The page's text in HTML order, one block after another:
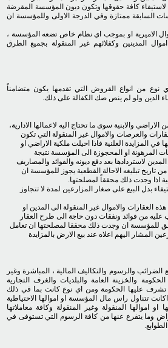
لاستيفاء كافة حقوقها وتكون ديون المؤسسة المقرضة
السابقة ممتازة وفي الدرجة الاولى وللمؤسسة ان
الاميرية او بموجب اي نظام خاص تضعه المؤسسة ،
المدينين وكفلائهم غير المنقولة بجميع الطرق
من انواع القروض التي تقدمها يكون متضامناً
الدين ولو لم ينص صك الكفالة على ذلك.
والابنية سوى ما تحتاج اليه لاعمالها الادارية،
والعرصات والاموال غير المنقولة التي تكون
المزايدة العلنية فاذا احيلت ملكية الاراضي او
المرهونة او المحجوزة الى المؤسسة نتيجة
المدين لاستردادها بعد دفع ديونه والفوائد والمصاريف
تاريخ تبليغه الاحالة القطعية يجوز للمؤسسة ان
اذا وجدت ذلك محققاً لمصلحتها.
بدل البيع على صغار المزارعين لمدة لا تتجاوز
العقارات والاموال غير المنقولة الى المدين او
عليه من فوائد ونفقات دون حاجة الى طرح العقار
يحق للمؤسسة ان وجدت ذلك محققا لمصلحتها ان تعامل
المشار اليهم اعلاه عند بيع الارض بالمزايدة
والرسوم والتكاليف المالية ، المباشرة وغير
والخزينة العامة والبلديات والغرف التجارية
تشرف عليها الحكومة ومن اي نوع كانت بما في ذلك
تتناول راس مال المؤسسة او اموالها الاحتياطية
او اموالها المنقولة وغير المنقولة وكافة معاملاتها
وما يتفرع عنها من كافة الرسوم التي تستوفى في